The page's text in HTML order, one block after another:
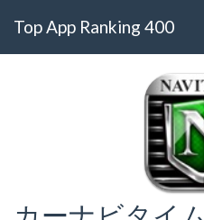
Top App Ranking 400